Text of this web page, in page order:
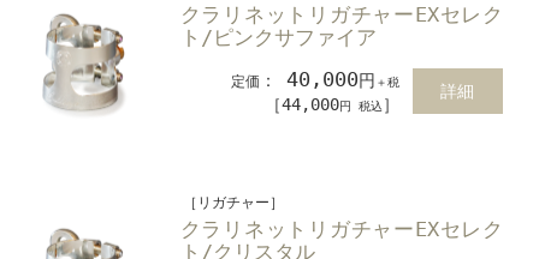
クラリネットリガチャーEXセレク
ト/ピンクサファイア
定価 ：40,000円 ＋税
［44,000円 税込 ］
詳細
［リガチャー］
クラリネットリガチャーEXセレク
ト/クリスタル